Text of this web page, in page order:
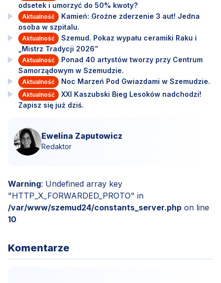
odsetek i umorzyć do 50% kwoty?
Aktualność
Kamień: Groźne zderzenie 3 aut! Jedna
osoba w szpitalu.
Aktualność
Szemud. Pokaz wypału ceramiki Raku i
„Mistrz Tradycji 2026”
Aktualność
Ponad 40 artystów tworzy przy Centrum
Samorządowym w Szemudzie.
Aktualność Noc Marzeń Pod Gwiazdami w Szemudzie.
Aktualność
XXI Kaszubski Bieg Lesoków nadchodzi!
Zapisz się już dziś.
Ewelina Zaputowicz
Redaktor
Warning: Undefined array key
"HTTP_X_FORWARDED_PROTO" in
/var/www/szemud24/constants_server.php on line
10
Komentarze